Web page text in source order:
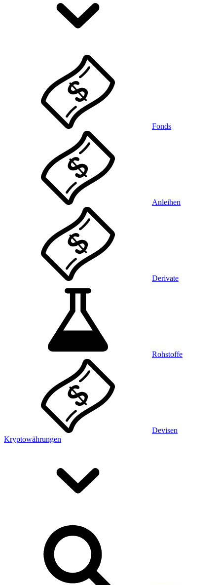
Fonds
Anleihen
Derivate
Rohstoffe
Devisen
Kryptowährungen